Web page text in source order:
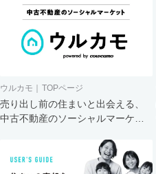
ウルカモ｜TOPページ
売り出し前の住まいと出会える、
中古不動産のソーシャルマーケッ